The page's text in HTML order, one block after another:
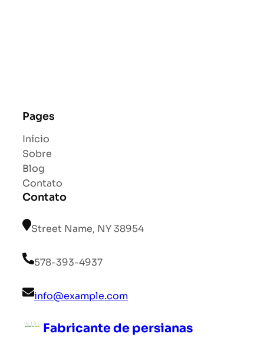
Pages
Início
Sobre
Blog
Contato
Contato
Street Name, NY 38954
578-393-4937
info@example.com
Fabricante de persianas